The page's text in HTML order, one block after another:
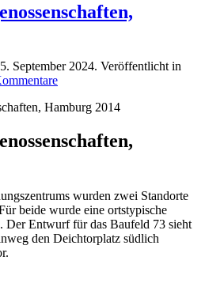
September 2024. Veröffentlicht in
zu
der
Hamburg
2014
wurden zwei Standorte
beide wurde eine ortstypische
Der Entwurf für das Baufeld 73 sieht
den Deichtorplatz südlich